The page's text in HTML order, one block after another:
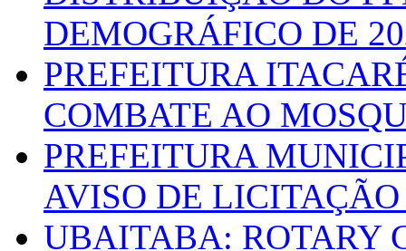
DEMOGRÁFICO DE
PREFEITURA
COMBATE AO
PREFEITURA
AVISO DE LICITAÇÃO
UBAITABA: ROTARY